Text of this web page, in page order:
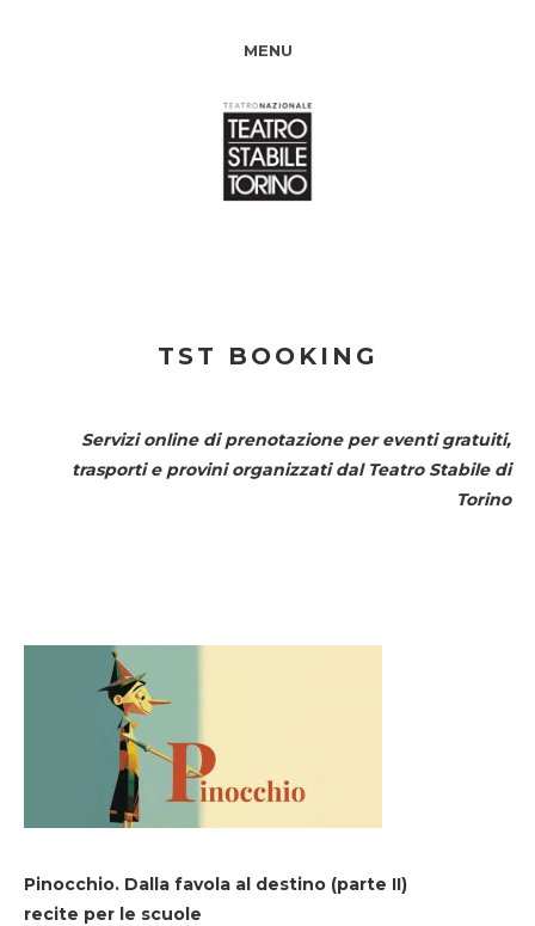
MENU
TST BOOKING
Servizi online di prenotazione per eventi gratuiti,
trasporti e provini organizzati dal Teatro Stabile di
Torino
Pinocchio. Dalla favola al destino (parte II)
recite per le scuole